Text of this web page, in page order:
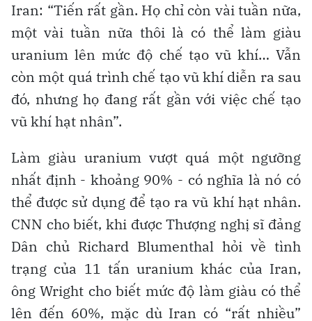
Iran: “Tiến rất gần. Họ chỉ còn vài tuần nữa,
một vài tuần nữa thôi là có thể làm giàu
uranium lên mức độ chế tạo vũ khí… Vẫn
còn một quá trình chế tạo vũ khí diễn ra sau
đó, nhưng họ đang rất gần với việc chế tạo
vũ khí hạt nhân”.
Làm giàu uranium vượt quá một ngưỡng
nhất định - khoảng 90% - có nghĩa là nó có
thể được sử dụng để tạo ra vũ khí hạt nhân.
CNN cho biết, khi được Thượng nghị sĩ đảng
Dân chủ Richard Blumenthal hỏi về tình
trạng của 11 tấn uranium khác của Iran,
ông Wright cho biết mức độ làm giàu có thể
lên đến 60%, mặc dù Iran có “rất nhiều”